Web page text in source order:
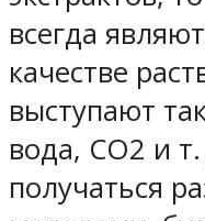
всегда
качестве
выступают
вода, СО2 и
получаться